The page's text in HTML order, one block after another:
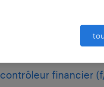
contrôleur financier